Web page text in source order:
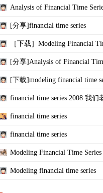
[分享]financial time series
［下载］Modeling Financial
[分享]Analysis of Financial
[下载]modeling financial time
financial time series 2008 我
financial time series
financial time series
Modeling Financial Time
Modeling financial time series